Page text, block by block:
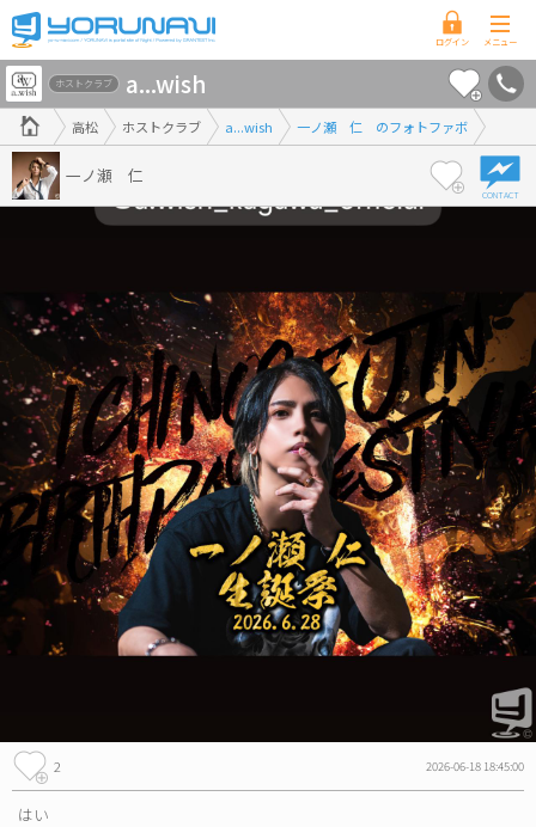
香
川
県
版
高松 ホストクラブ a...wish 一ノ瀬 仁 のフォトファボ
ホストクラブ a...wish
一ノ瀬 仁
2 2026-06-18 18:45:00
はい